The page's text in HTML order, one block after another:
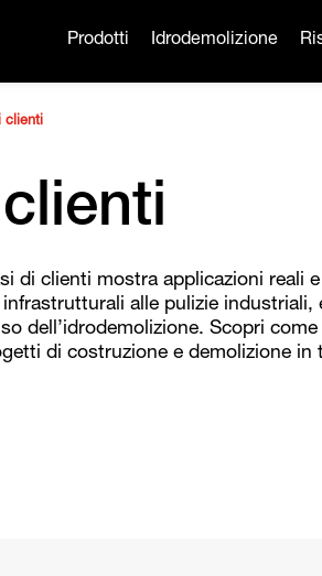
Prodotti Idrodemolizione
clienti
di clienti mostra applicazioni reali
alle pulizie
dell’idrodemolizione. Scopri
di costruzione e demolizione in